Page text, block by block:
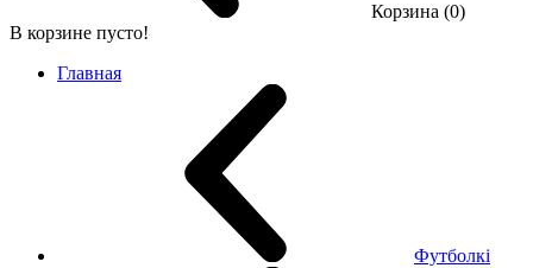
Корзина (0)
В корзине пусто!
Главная
Футболкі